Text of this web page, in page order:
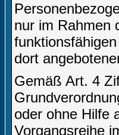
nur im Rahmen
dort
Gemäß Art. 4
oder ohne Hilfe
Vorgangsreihe